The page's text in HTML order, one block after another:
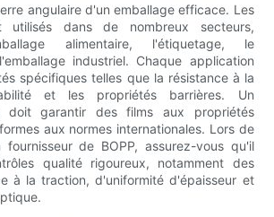
angulaire d'un emballage efficace. Les
utilisés dans de nombreux secteurs,
alimentaire, l'étiquetage, le
industriel. Chaque application
spécifiques telles que la résistance à la
et les propriétés barrières. Un
doit garantir des films aux propriétés
aux normes internationales. Lors de
de BOPP, assurez-vous qu'il
qualité rigoureux, notamment des
à la traction, d'uniformité d'épaisseur et